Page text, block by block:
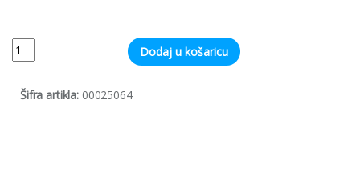
Quantity Dodaj u košaricu
Šifra artikla: 00025064